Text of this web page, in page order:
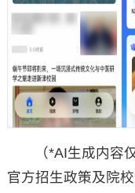
（*AI生成内容
官方招生政策及院